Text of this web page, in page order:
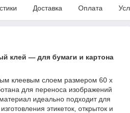
Доставка Оплата
клей — для бумаги и картона
клеевым слоем размером 60 х
для переноса изображений
идеально подходит для
этикеток, открыток и